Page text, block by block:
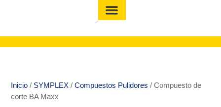
Inicio / SYMPLEX / Compuestos Pulidores / Compuesto de
corte BA Maxx